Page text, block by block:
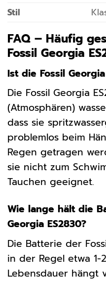
Stil
FAQ – Häufig
Fossil Georgia
Ist die Fossil
Die Fossil Georgia
(Atmosphären)
dass sie
problemlos beim
Regen getragen
sie nicht zum
Tauchen geeignet.
Wie lange hält die
Georgia ES2830?
Die Batterie der
in der Regel etwa 1-
Lebensdauer hängt